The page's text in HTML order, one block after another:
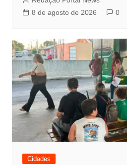
8 de agosto de 2026
0
Cidades